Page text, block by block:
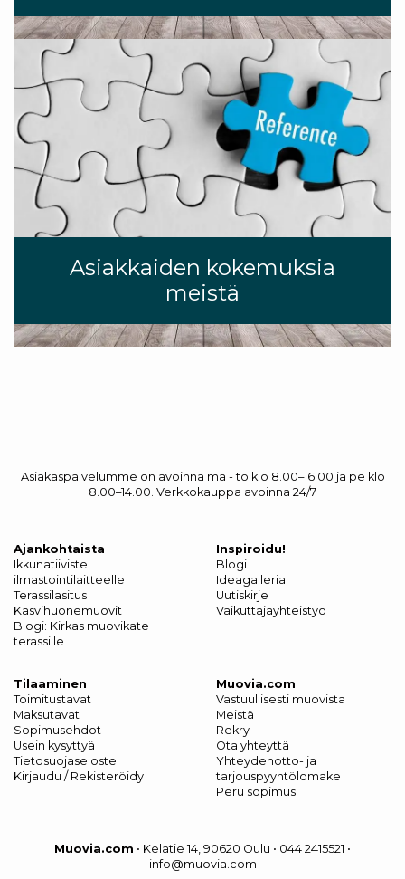
Asiakkaiden kokemuksia
meistä
Asiakaspalvelumme on avoinna ma - to klo 8.00–16.00 ja pe klo
8.00–14.00. Verkkokauppa avoinna 24/7
Ajankohtaista
Ikkunatiiviste
ilmastointilaitteelle
Terassilasitus
Kasvihuonemuovit
Blogi: Kirkas muovikate
terassille
Inspiroidu!
Blogi
Ideagalleria
Uutiskirje
Vaikuttajayhteistyö
Tilaaminen
Toimitustavat
Maksutavat
Sopimusehdot
Usein kysyttyä
Tietosuojaseloste
Kirjaudu / Rekisteröidy
Muovia.com
Vastuullisesti muovista
Meistä
Rekry
Ota yhteyttä
Yhteydenotto- ja
tarjouspyyntölomake
Peru sopimus
Muovia.com • Kelatie 14, 90620 Oulu • 044 2415521 •
info@muovia.com